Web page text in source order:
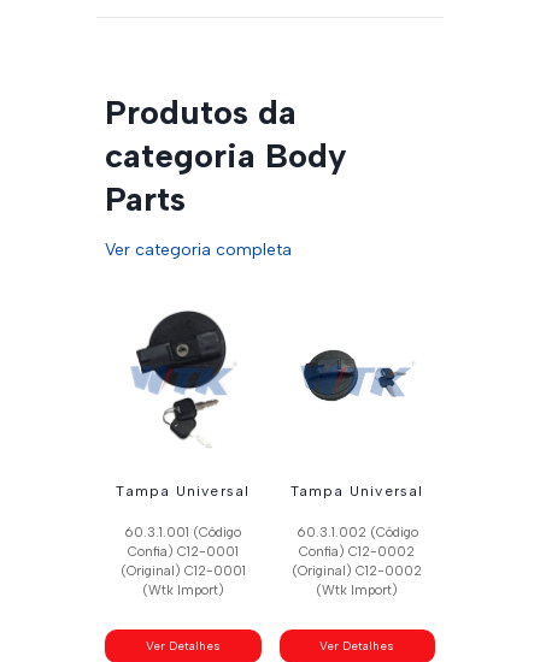
Produtos da
categoria Body
Parts
Ver categoria completa
Tampa Universal
60.3.1.001 (Código
Confia) C12-0001
(Original) C12-0001
(Wtk Import)
Ver Detalhes
Tampa Universal
60.3.1.002 (Código
Confia) C12-0002
(Original) C12-0002
(Wtk Import)
Ver Detalhes